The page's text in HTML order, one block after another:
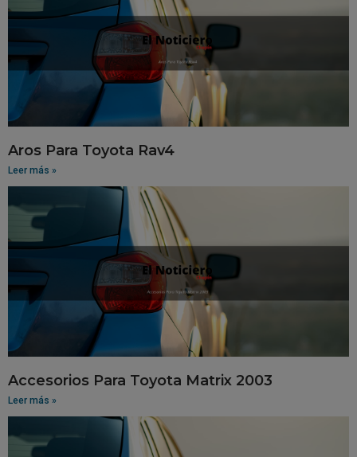
Aros Para Toyota Rav4
Leer más »
Accesorios Para Toyota Matrix 2003
Leer más »